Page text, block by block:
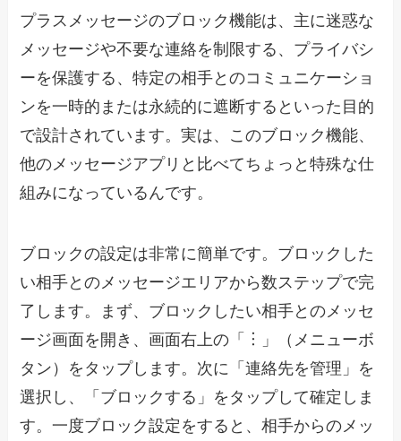
プラスメッセージのブロック機能は、主に迷惑な
メッセージや不要な連絡を制限する、プライバシ
ーを保護する、特定の相手とのコミュニケーショ
ンを一時的または永続的に遮断するといった目的
で設計されています。実は、このブロック機能、
他のメッセージアプリと比べてちょっと特殊な仕
組みになっているんです。
ブロックの設定は非常に簡単です。ブロックした
い相手とのメッセージエリアから数ステップで完
了します。まず、ブロックしたい相手とのメッセ
ージ画面を開き、画面右上の「︙」（メニューボ
タン）をタップします。次に「連絡先を管理」を
選択し、「ブロックする」をタップして確定しま
す。一度ブロック設定をすると、相手からのメッ